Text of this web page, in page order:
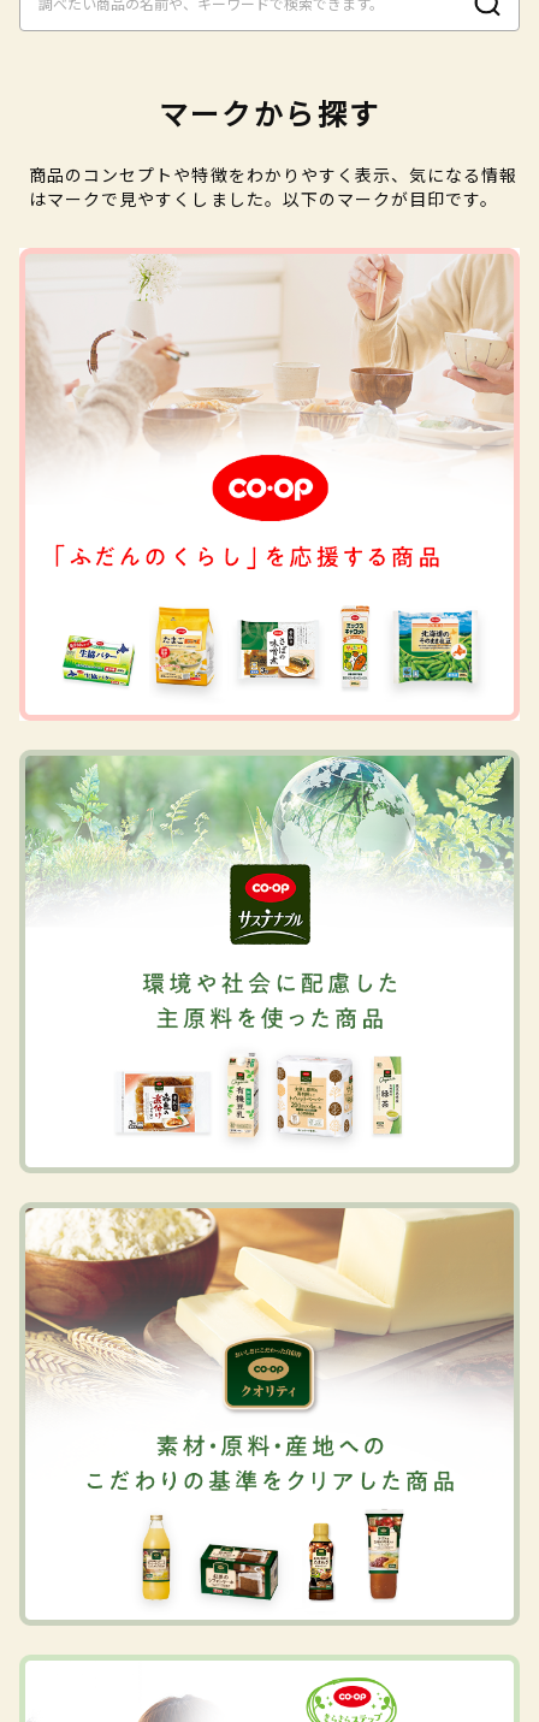
マークから探す
商品のコンセプトや特徴をわかりやすく表示、気になる情報
はマークで見やすくしました。以下のマークが目印です。